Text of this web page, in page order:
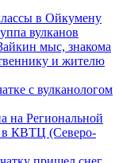
в Ойкумену
вулканов
мыс, знакома
и жителю
с вулканологом
на Региональной
в КВТЦ (Северо-